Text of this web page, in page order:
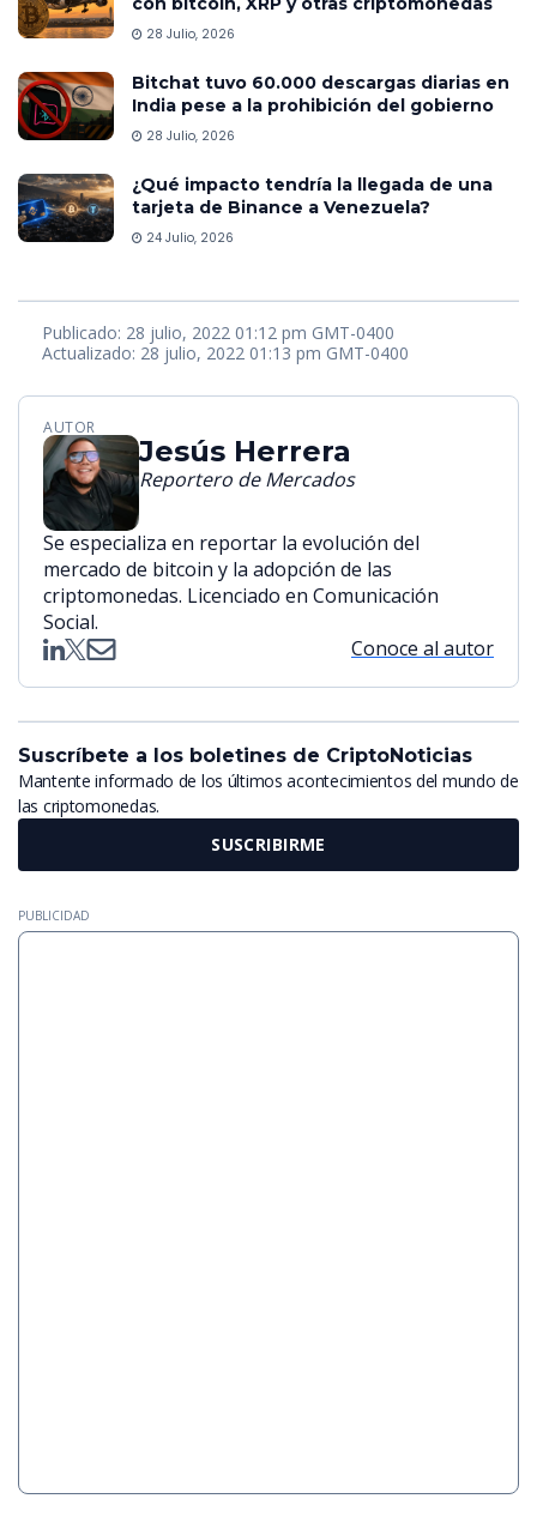
28 Julio, 2026
Bitchat tuvo 60.000 descargas diarias en
India pese a la prohibición del gobierno
28 Julio, 2026
¿Qué impacto tendría la llegada de una
tarjeta de Binance a Venezuela?
24 Julio, 2026
Publicado: 28 julio, 2022 01:12 pm GMT-0400
Actualizado: 28 julio, 2022 01:13 pm GMT-0400
AUTOR
Jesús Herrera
Reportero de Mercados
Se especializa en reportar la evolución del
mercado de bitcoin y la adopción de las
criptomonedas. Licenciado en Comunicación
Social.
Conoce al autor
Suscríbete a los boletines de CriptoNoticias
Mantente informado de los últimos acontecimientos del mundo de
las criptomonedas.
SUSCRIBIRME
PUBLICIDAD